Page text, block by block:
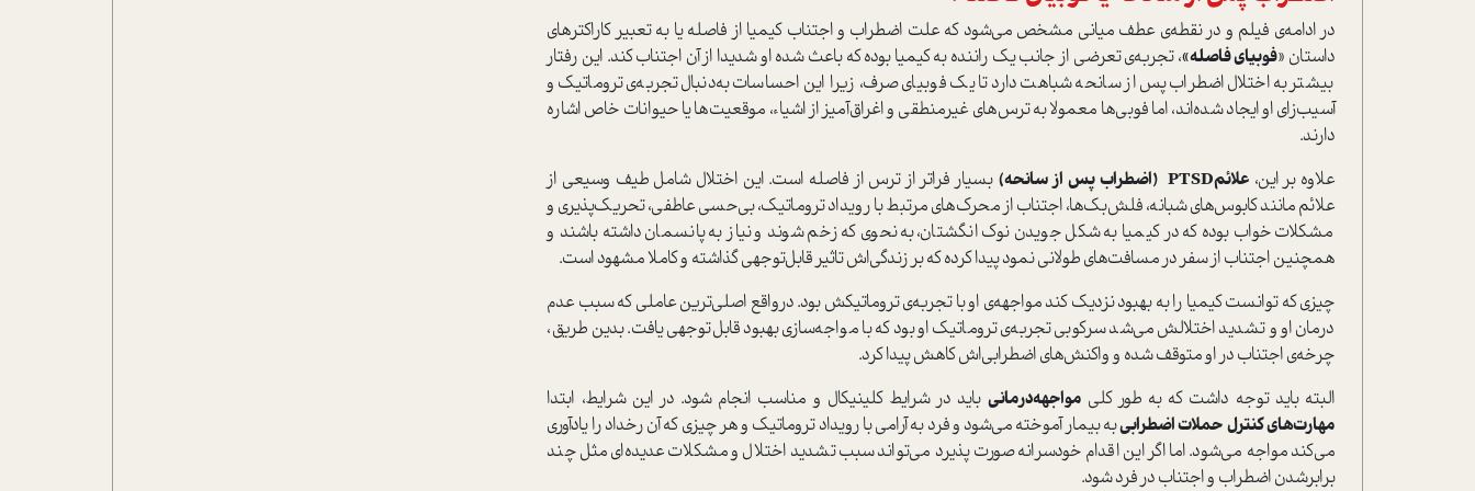
در ادامه‌ی فیلم و در نقطه‌ی عطف میانی مشخص می‌شود که علت اضطراب و اجتناب کیمیا از فاصله یا به تعبیر کاراکتر‌های
داستان «فوبیای فاصله»، تجربه‌ی تعرضی از جانب یک راننده به کیمیا بوده که باعث شده او شدیدا از آن اجتناب کند. این رفتار
بیشتر به اختلال اضطراب پس از سانحه شباهت دارد تا یک فوبیای صرف، زیرا این احساسات به‌دنبال تجربه‌ی تروماتیک و
آسیب‌زای او ایجاد شده‌اند، اما فوبی‌ها معمولا به ترس‌های غیرمنطقی و اغراق‌آمیز از اشیاء، موقعیت‌ها یا حیوانات خاص اشاره
دارند.
علاوه بر این، علائمPTSD (اضطراب پس از سانحه)
بسیار فراتر از ترس از فاصله است. این اختلال شامل طیف وسیعی از
علائم مانند کابوس‌های شبانه، فلش‌بک‌ها، اجتناب از محرک‌های مرتبط با رویداد تروماتیک، بی‌حسی عاطفی، تحریک‌پذیری و
مشکلات خواب بوده که در کیمیا به شکل جویدن نوک انگشتان، به نحوی که زخم شوند و نیاز به پانسمان داشته باشند و
همچنین اجتناب از سفر در مسافت‌های طولانی نمود پیدا کرده که بر زندگی‌اش تاثیر قابل‌توجهی گذاشته و کاملا مشهود است.
چیزی که توانست کیمیا را به بهبود نزدیک کند مواجهه‌ی او با تجربه‌ی تروماتیکش بود. درواقع اصلی‌ترین عاملی که سبب عدم
درمان او و تشدید اختلالش می‌شد سرکوبی تجربه‌ی تروماتیک او بود که با مواجه‌سازی بهبود قابل‌توجهی یافت. بدین طریق،
چرخه‌ی اجتناب در او متوقف شده و واکنش‌های اضطرابی‌اش کاهش پیدا کرد.
البته باید توجه داشت که به طور کلی مواجهه‌درمانی باید در شرایط کلینیکال و مناسب انجام شود. در این شرایط، ابتدا
مهارت‌های کنترل حملات اضطرابیبه بیمار آموخته می‌شود و فرد به آرامی با رویداد تروماتیک و هر چیزی که آن‌ رخداد را یادآوری
می‌کند مواجه می‌شود. اما اگر این اقدام خودسرانه صورت پذیرد می‌تواند سبب تشدید اختلال و مشکلات عدیده‌ای مثل چند
برابر‌شدن اضطراب و اجتناب در فرد شود.